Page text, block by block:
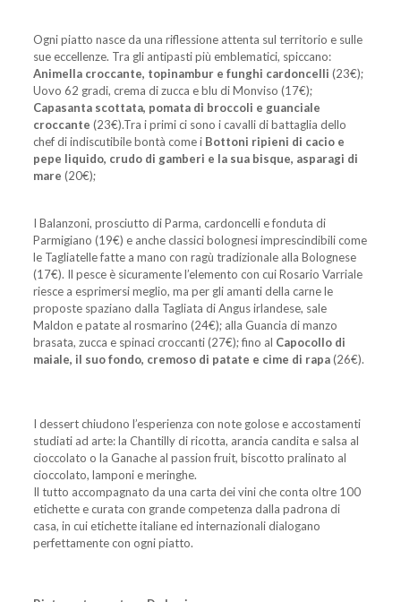
Ogni piatto nasce da una riflessione attenta sul territorio e sulle
sue eccellenze. Tra gli antipasti più emblematici, spiccano:
Animella croccante, topinambur e funghi cardoncelli (23€);
Uovo 62 gradi, crema di zucca e blu di Monviso (17€);
Capasanta scottata, pomata di broccoli e guanciale
croccante (23€).Tra i primi ci sono i cavalli di battaglia dello
chef di indiscutibile bontà come i Bottoni ripieni di cacio e
pepe liquido, crudo di gamberi e la sua bisque, asparagi di
mare (20€);
I Balanzoni, prosciutto di Parma, cardoncelli e fonduta di
Parmigiano (19€) e anche classici bolognesi imprescindibili come
le Tagliatelle fatte a mano con ragù tradizionale alla Bolognese
(17€). Il pesce è sicuramente l’elemento con cui Rosario Varriale
riesce a esprimersi meglio, ma per gli amanti della carne le
proposte spaziano dalla Tagliata di Angus irlandese, sale
Maldon e patate al rosmarino (24€); alla Guancia di manzo
brasata, zucca e spinaci croccanti (27€); fino al Capocollo di
maiale, il suo fondo, cremoso di patate e cime di rapa(26€).
I dessert chiudono l’esperienza con note golose e accostamenti
studiati ad arte: la Chantilly di ricotta, arancia candita e salsa al
cioccolato o la Ganache al passion fruit, biscotto pralinato al
cioccolato, lamponi e meringhe.
Il tutto accompagnato da una carta dei vini che conta oltre 100
etichette e curata con grande competenza dalla padrona di
casa, in cui etichette italiane ed internazionali dialogano
perfettamente con ogni piatto.